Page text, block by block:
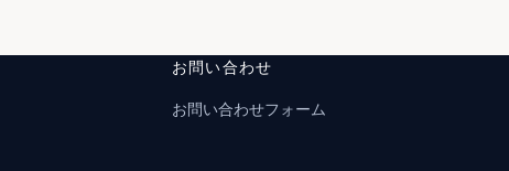
お問い合わせ
お問い合わせフォーム